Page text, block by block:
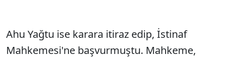
Ahu Yağtu ise karara itiraz edip, İstinaf
Mahkemesi'ne başvurmuştu. Mahkeme,